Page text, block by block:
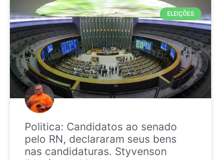
ELEIÇÕES
Politica: Candidatos ao senado
pelo RN, declararam seus bens
nas candidaturas. Styvenson